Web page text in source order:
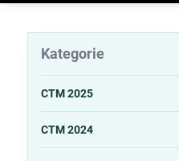
Kategorie
CTM 2025
CTM 2024